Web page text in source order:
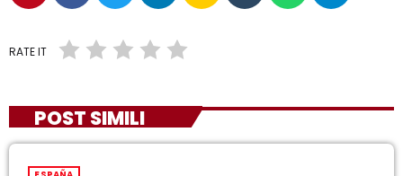
RATE IT
POST SIMILI